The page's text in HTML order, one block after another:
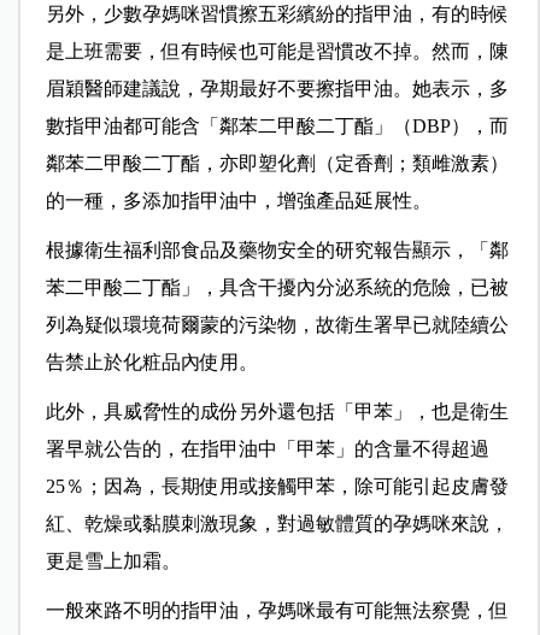
另外，少數孕媽咪習慣擦五彩繽紛的指甲油，有的時候
是上班需要，但有時候也可能是習慣改不掉。然而，陳
眉穎醫師建議說，孕期最好不要擦指甲油。她表示，多
數指甲油都可能含「鄰苯二甲酸二丁酯」（DBP），而
鄰苯二甲酸二丁酯，亦即塑化劑（定香劑；類雌激素）
的一種，多添加指甲油中，增強產品延展性。
根據衛生福利部食品及藥物安全的研究報告顯示，「鄰
苯二甲酸二丁酯」，具含干擾內分泌系統的危險，已被
列為疑似環境荷爾蒙的污染物，故衛生署早已就陸續公
告禁止於化粧品內使用。
此外，具威脅性的成份另外還包括「甲苯」，也是衛生
署早就公告的，在指甲油中「甲苯」的含量不得超過
25％；因為，長期使用或接觸甲苯，除可能引起皮膚發
紅、乾燥或黏膜刺激現象，對過敏體質的孕媽咪來說，
更是雪上加霜。
一般來路不明的指甲油，孕媽咪最有可能無法察覺，但